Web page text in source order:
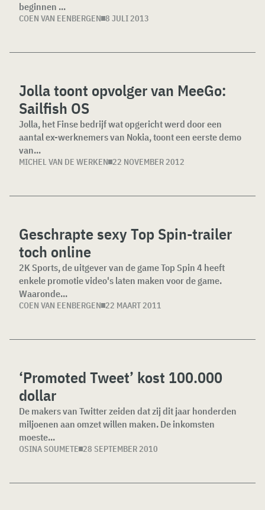
beginnen ...
COEN VAN EENBERGEN 8 JULI 2013
Jolla toont opvolger van MeeGo:
Sailfish OS
Jolla, het Finse bedrijf wat opgericht werd door een
aantal ex-werknemers van Nokia, toont een eerste demo
van...
MICHEL VAN DE WERKEN 22 NOVEMBER 2012
Geschrapte sexy Top Spin-trailer
toch online
2K Sports, de uitgever van de game Top Spin 4 heeft
enkele promotie video's laten maken voor de game.
Waaronde...
COEN VAN EENBERGEN 22 MAART 2011
‘Promoted Tweet’ kost 100.000
dollar
De makers van Twitter zeiden dat zij dit jaar honderden
miljoenen aan omzet willen maken. De inkomsten
moeste...
OSINA SOUMETE 28 SEPTEMBER 2010